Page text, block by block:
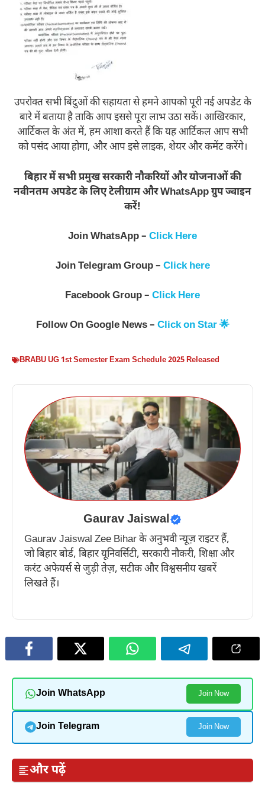
उपरोक्त सभी बिंदुओं की सहायता से हमने आपको पूरी नई अपडेट के
बारे में बताया है ताकि आप इससे पूरा लाभ उठा सकें। आखिरकार,
आर्टिकल के अंत में, हम आशा करते हैं कि यह आर्टिकल आप सभी
को पसंद आया होगा, और आप इसे लाइक, शेयर और कमेंट करेंगे।
बिहार में सभी प्रमुख सरकारी नौकरियों और योजनाओं की
नवीनतम अपडेट के लिए टेलीग्राम और WhatsApp ग्रुप ज्वाइन
करें!
Join WhatsApp – Click Here
Join Telegram Group – Click here
Facebook Group – Click Here
Follow On Google News – Click on Star 🌟
BRABU UG 1st Semester Exam Schedule 2025 Released
Gaurav Jaiswal
Gaurav Jaiswal Zee Bihar के अनुभवी न्यूज़ राइटर हैं,
जो बिहार बोर्ड, बिहार यूनिवर्सिटी, सरकारी नौकरी, शिक्षा और
करंट अफेयर्स से जुड़ी तेज़, सटीक और विश्वसनीय खबरें
लिखते हैं।
Join WhatsApp Join Now
Join Telegram Join Now
और पढ़ें